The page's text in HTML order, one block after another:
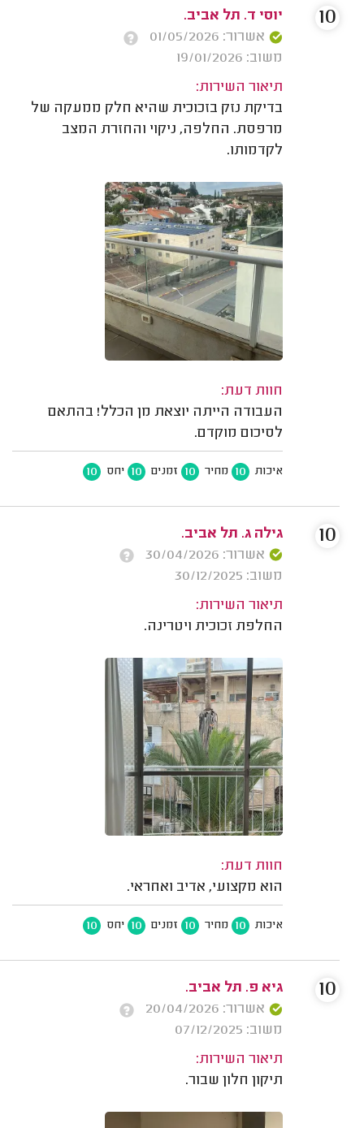
יוסי ד. תל אביב.
אשרור: 01/05/2026
משוב: 19/01/2026
תיאור השירות:
בדיקת נזק בזכוכית שהיא חלק ממעקה של
מרפסת. החלפה, ניקוי והחזרת המצב
לקדמותו.
חוות דעת:
העבודה הייתה יוצאת מן הכלל! בהתאם
לסיכום מוקדם.
איכות 10 מחיר 10 זמנים 10 יחס 10
10
גילה ג. תל אביב.
אשרור: 30/04/2026
משוב: 30/12/2025
תיאור השירות:
החלפת זכוכית ויטרינה.
חוות דעת:
הוא מקצועי, אדיב ואחראי.
איכות 10 מחיר 10 זמנים 10 יחס 10
10
גיא פ. תל אביב.
אשרור: 20/04/2026
משוב: 07/12/2025
תיאור השירות:
תיקון חלון שבור.
10